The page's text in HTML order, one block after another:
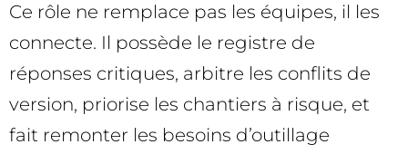
Ce rôle ne remplace pas les équipes, il les
connecte. Il possède le registre de
réponses critiques, arbitre les conflits de
version, priorise les chantiers à risque, et
fait remonter les besoins d’outillage